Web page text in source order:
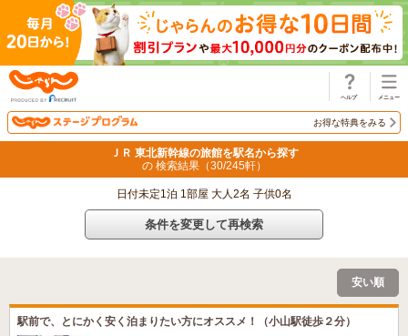
お得な特典をみる
ＪＲ 東北新幹線の旅館を駅名から探す
の 検索結果（30/245軒）
日付未定1泊 1部屋 大人2名 子供0名
条件を変更して再検索
安い順
駅前で、とにかく安く泊まりたい方にオススメ！（小山駅徒歩２分）